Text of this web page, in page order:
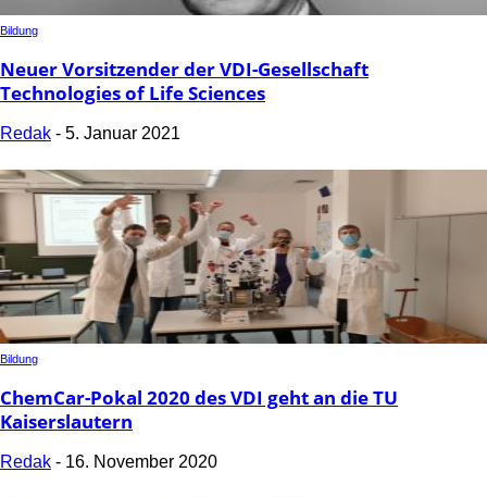
Bildung
Neuer Vorsitzender der VDI-Gesellschaft
Technologies of Life Sciences
Redak - 5. Januar 2021
Bildung
ChemCar-Pokal 2020 des VDI geht an die TU
Kaiserslautern
Redak - 16. November 2020